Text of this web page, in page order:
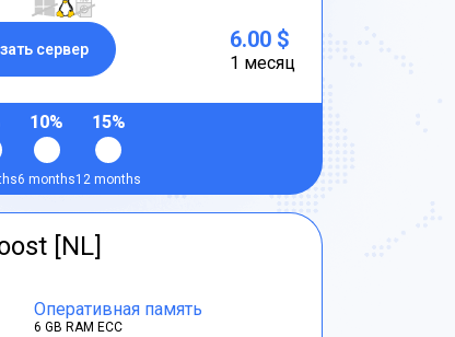
сервер 6.00 $
1 месяц
10%
6 months
15%
12 months
[NL]
Оперативная память
6 GB RAM ECC